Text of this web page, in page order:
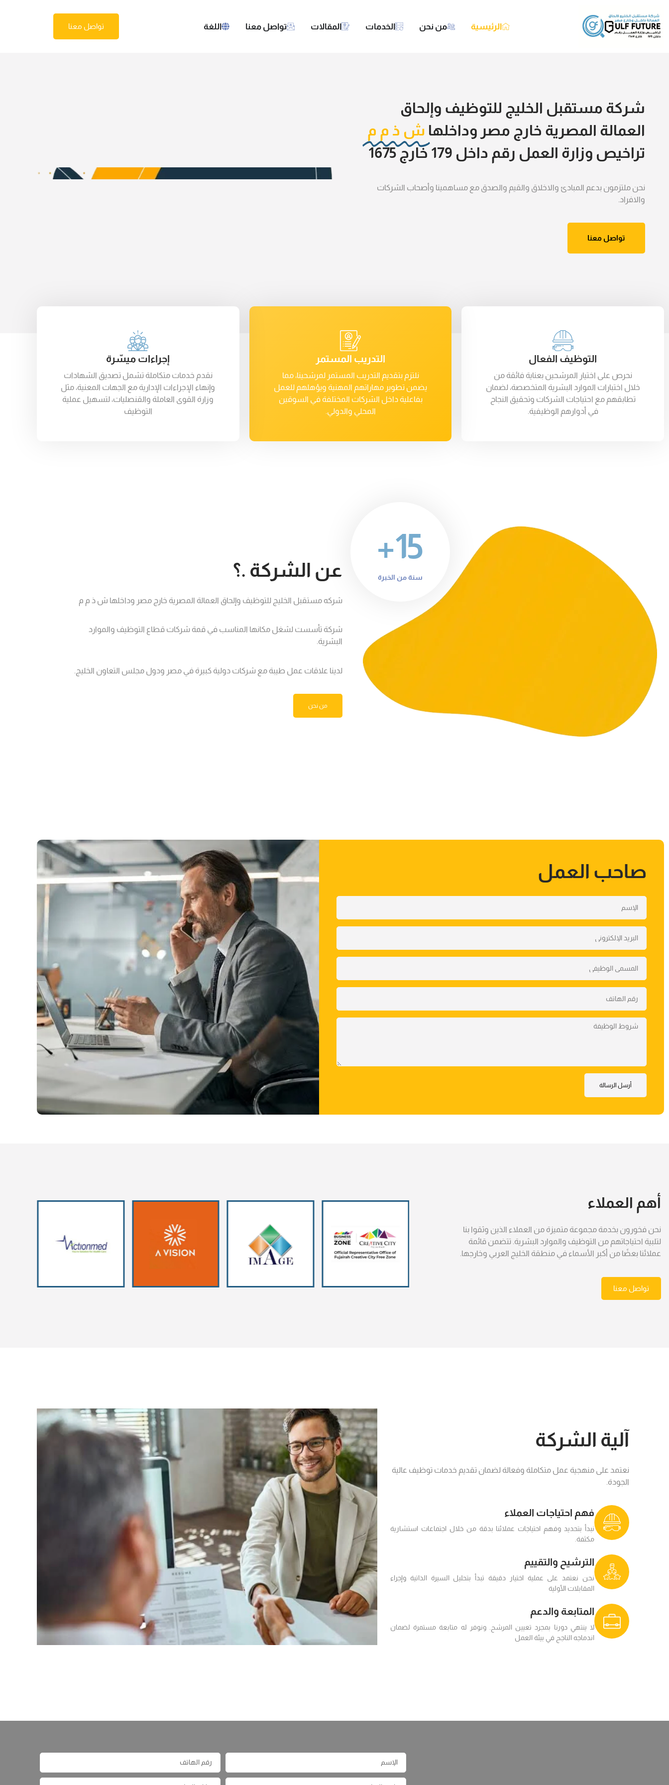
الرئيسية من نحن الخدمات المقالات تواصل معنا اللغة تواصل معنا
شركة مستقبل الخليج للتوظيف وإلحاق
العمالة المصرية خارج مصر وداخلها ش ذ م م
تراخيص وزارة العمل رقم داخل 179 خارج 1675
نحن ملتزمون بدعم المبادئ والاخلاق والقيم والصدق مع مساهمينا وأصحاب الشركات
والافراد.
تواصل معنا
التوظيف الفعال
نحرص على اختيار المرشحين بعناية فائقة من
خلال اختبارات الموارد البشرية المتخصصة، لضمان
تطابقهم مع احتياجات الشركات وتحقيق النجاح
في أدوارهم الوظيفية.
التدريب المستمر
نلتزم بتقديم التدريب المستمر لمرشحينا، مما
يضمن تطوير مهاراتهم المهنية ويؤهلهم للعمل
بفاعلية داخل الشركات المختلفة في السوقين
المحلي والدولي.
إجراءات ميسّرة
نقدم خدمات متكاملة تشمل تصديق الشهادات
وإنهاء الإجراءات الإدارية مع الجهات المعنية، مثل
وزارة القوى العاملة والقنصليات، لتسهيل عملية
التوظيف
15+
سنة من الخبرة عن الشركة .؟
شركه مستقبل الخليج للتوظيف وإلحاق العمالة المصرية خارج مصر وداخلها ش ذ م م
شركة تأسست لشغل مكانها المناسب في قمة شركات قطاع التوظيف والموارد
البشرية.
لدينا علاقات عمل طيبة مع شركات دولية كبيرة في مصر ودول مجلس التعاون الخليج.
من نحن
صاحب العمل
أرسل الرسالة
أهم العملاء
نحن فخورون بخدمة مجموعة متميزة من العملاء الذين وثقوا بنا
لتلبية احتياجاتهم من التوظيف والموارد البشرية. تتضمن قائمة
عملائنا بعضًا من أكبر الأسماء في منطقة الخليج العربي وخارجها.
تواصل معنا
آلية الشركة
نعتمد على منهجية عمل متكاملة وفعالة لضمان تقديم خدمات توظيف عالية
الجودة.
فهم احتياجات العملاء
نبدأ بتحديد وفهم احتياجات عملائنا بدقة من خلال اجتماعات استشارية
مكثفة.
الترشيح والتقييم
نحن نعتمد على عملية اختيار دقيقة تبدأ بتحليل السيرة الذاتية وإجراء
المقابلات الأولية
المتابعة والدعم
لا ينتهي دورنا بمجرد تعيين المرشح. ونوفر له متابعة مستمرة لضمان
اندماجه الناجح في بيئة العمل